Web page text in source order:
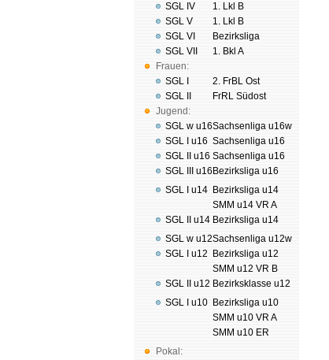
SGL IV
SGL V
SGL VI
SGL VII
Frauen:
SGL I
SGL II
Jugend:
SGL w u16
SGL I u16
SGL II u16
SGL III u16
SGL I u14
SGL II u14
SGL w u12
SGL I u12
SGL II u12
SGL I u10
Pokal:
1. Lkl B
1. Lkl B
Bezirksliga
1. Bkl A
2. FrBL Ost
FrRL Südost
Sachsenliga u16w
Sachsenliga u16
Sachsenliga u16
Bezirksliga u16
Bezirksliga u14
SMM u14 VR A
Bezirksliga u14
Sachsenliga u12w
Bezirksliga u12
SMM u12 VR B
Bezirksklasse u12
Bezirksliga u10
SMM u10 VR A
SMM u10 ER